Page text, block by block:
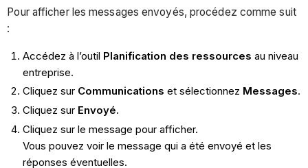
Pour afficher les messages envoyés, procédez comme suit
:
Accédez à l’outil Planification des ressources au niveau
entreprise.
Cliquez sur Communications et sélectionnez Messages.
Cliquez sur Envoyé.
Cliquez sur le message pour afficher.
Vous pouvez voir le message qui a été envoyé et les
réponses éventuelles.